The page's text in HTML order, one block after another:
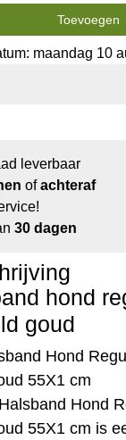
Toevoegen
maandag 10
leverbaar
ofachteraf
30 dagen
hond
goud
Hond
55X1 cm
Hond
55X1 cm is